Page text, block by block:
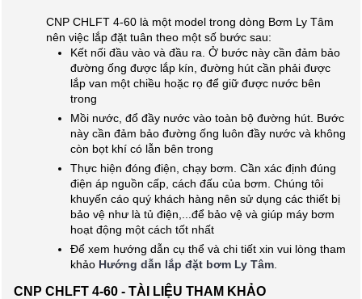
CNP CHLFT 4-60 là một model trong dòng Bơm Ly Tâm
nên việc lắp đặt tuân theo một số bước sau:
Kết nối đầu vào và đầu ra. Ở bước này cần đảm bảo
đường ống được lắp kín, đường hút cần phải được
lắp van một chiều hoặc rọ để giữ được nước bên
trong
Mồi nước, đổ đầy nước vào toàn bộ đường hút. Bước
này cần đảm bảo đường ống luôn đầy nước và không
còn bọt khí có lẫn bên trong
Thực hiện đóng điện, chạy bơm. Cần xác định đúng
điện áp nguồn cấp, cách đấu của bơm. Chúng tôi
khuyến cáo quý khách hàng nên sử dụng các thiết bị
bảo vệ như là tủ điện,...để bảo vệ và giúp máy bơm
hoạt động một cách tốt nhất
Để xem hướng dẫn cụ thể và chi tiết xin vui lòng tham
khảo Hướng dẫn lắp đặt bơm Ly Tâm
CNP CHLFT 4-60 - TÀI LIỆU THAM KHẢO